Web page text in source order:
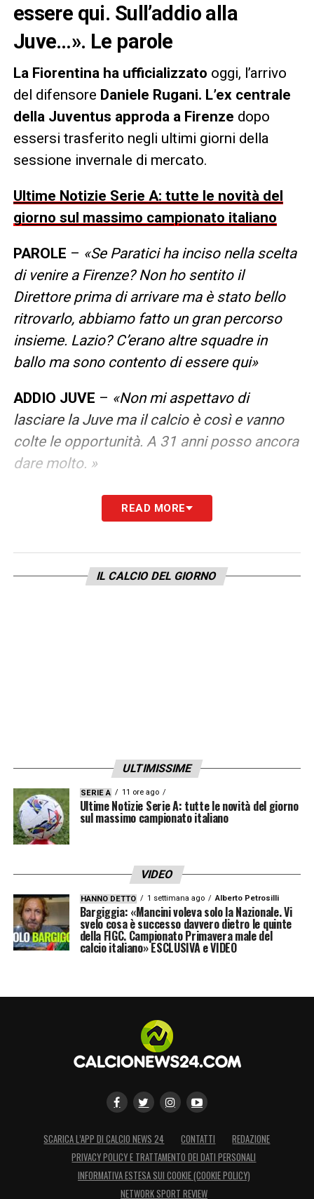
essere qui. Sull’addio alla
Juve…». Le parole
La Fiorentina ha ufficializzato oggi, l’arrivo
del difensore Daniele Rugani. L’ex centrale
della Juventus approda a Firenze dopo
essersi trasferito negli ultimi giorni della
sessione invernale di mercato.
Ultime Notizie Serie A: tutte le novità del
giorno sul massimo campionato italiano
PAROLE – «Se Paratici ha inciso nella scelta
di venire a Firenze? Non ho sentito il
Direttore prima di arrivare ma è stato bello
ritrovarlo, abbiamo fatto un gran percorso
insieme. Lazio? C’erano altre squadre in
ballo ma sono contento di essere qui»
ADDIO JUVE – «Non mi aspettavo di
lasciare la Juve ma il calcio è così e vanno
colte le opportunità. A 31 anni posso ancora
dare molto. »
PROBLEMI FISICI –«Vengo da alcuni
infortuni fastidiosi. Nel ultimi 10 giorni ho
quanto prima. Contro il Pisa potrei essere
pronto a dare una mano»
LA PLAYLIST DELLE NOSTRE TOP NEWS
READ MORE
IL CALCIO DEL GIORNO
ULTIMISSIME
SERIE A 11 ore ago
Ultime Notizie Serie A: tutte le novità del giorno
sul massimo campionato italiano
VIDEO
HANNO DETTO 1 settimana ago Alberto Petrosilli
Bargiggia: «Mancini voleva solo la Nazionale. Vi
svelo cosa è successo davvero dietro le quinte
della FIGC. Campionato Primavera male del
calcio italiano» ESCLUSIVA e VIDEO
SCARICA L’APP DI CALCIO NEWS 24 CONTATTI
REDAZIONE
PRIVACY POLICY E TRATTAMENTO DEI DATI PERSONALI
INFORMATIVA ESTESA SUI COOKIE (COOKIE POLICY)
NETWORK SPORT REVIEW